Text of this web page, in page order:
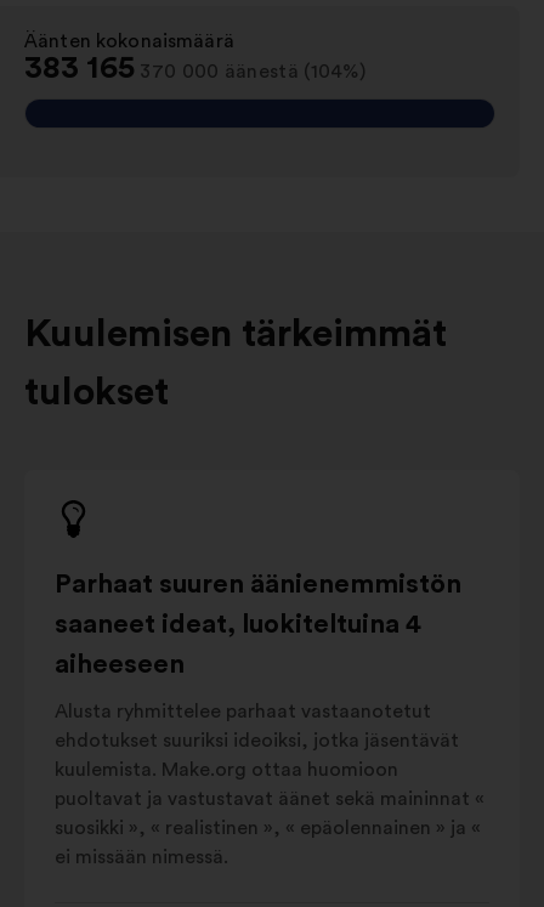
Äänten kokonaismäärä
:
383 165 370 000 äänestä (104%)
Kuulemisen tärkeimmät
tulokset
Parhaat suuren äänienemmistön
saaneet ideat, luokiteltuina 4
aiheeseen
Alusta ryhmittelee parhaat vastaanotetut
ehdotukset suuriksi ideoiksi, jotka jäsentävät
kuulemista. Make.org ottaa huomioon
puoltavat ja vastustavat äänet sekä maininnat «
suosikki », « realistinen », « epäolennainen » ja «
ei missään nimessä.